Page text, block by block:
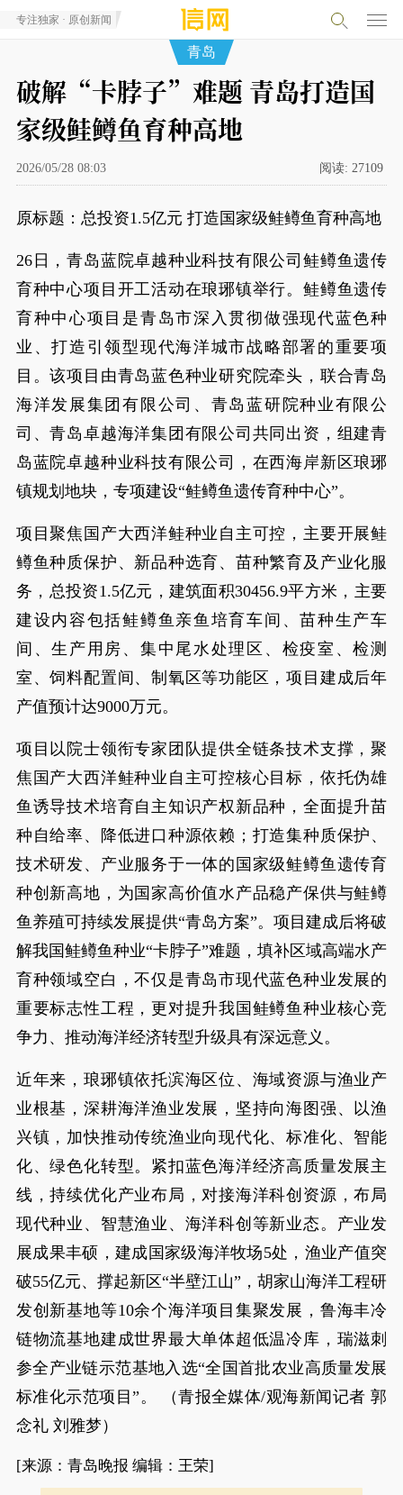
专注独家 · 原创新闻
青岛
破解“卡脖子”难题 青岛打造国
家级鲑鳟鱼育种高地
2026/05/28 08:03 阅读: 27109
原标题：总投资1.5亿元 打造国家级鲑鳟鱼育种高地
26日，青岛蓝院卓越种业科技有限公司鲑鳟鱼遗传
育种中心项目开工活动在琅琊镇举行。鲑鳟鱼遗传
育种中心项目是青岛市深入贯彻做强现代蓝色种
业、打造引领型现代海洋城市战略部署的重要项
目。该项目由青岛蓝色种业研究院牵头，联合青岛
海洋发展集团有限公司、青岛蓝研院种业有限公
司、青岛卓越海洋集团有限公司共同出资，组建青
岛蓝院卓越种业科技有限公司，在西海岸新区琅琊
镇规划地块，专项建设“鲑鳟鱼遗传育种中心”。
项目聚焦国产大西洋鲑种业自主可控，主要开展鲑
鳟鱼种质保护、新品种选育、苗种繁育及产业化服
务，总投资1.5亿元，建筑面积30456.9平方米，主要
建设内容包括鲑鳟鱼亲鱼培育车间、苗种生产车
间、生产用房、集中尾水处理区、检疫室、检测
室、饲料配置间、制氧区等功能区，项目建成后年
产值预计达9000万元。
项目以院士领衔专家团队提供全链条技术支撑，聚
焦国产大西洋鲑种业自主可控核心目标，依托伪雄
鱼诱导技术培育自主知识产权新品种，全面提升苗
种自给率、降低进口种源依赖；打造集种质保护、
技术研发、产业服务于一体的国家级鲑鳟鱼遗传育
种创新高地，为国家高价值水产品稳产保供与鲑鳟
鱼养殖可持续发展提供“青岛方案”。项目建成后将破
解我国鲑鳟鱼种业“卡脖子”难题，填补区域高端水产
育种领域空白，不仅是青岛市现代蓝色种业发展的
重要标志性工程，更对提升我国鲑鳟鱼种业核心竞
争力、推动海洋经济转型升级具有深远意义。
近年来，琅琊镇依托滨海区位、海域资源与渔业产
业根基，深耕海洋渔业发展，坚持向海图强、以渔
兴镇，加快推动传统渔业向现代化、标准化、智能
化、绿色化转型。紧扣蓝色海洋经济高质量发展主
线，持续优化产业布局，对接海洋科创资源，布局
现代种业、智慧渔业、海洋科创等新业态。产业发
展成果丰硕，建成国家级海洋牧场5处，渔业产值突
破55亿元、撑起新区“半壁江山”，胡家山海洋工程研
发创新基地等10余个海洋项目集聚发展，鲁海丰冷
链物流基地建成世界最大单体超低温冷库，瑞滋刺
参全产业链示范基地入选“全国首批农业高质量发展
标准化示范项目”。 （青报全媒体/观海新闻记者 郭
念礼 刘雅梦）
[来源：青岛晚报 编辑：王荣]